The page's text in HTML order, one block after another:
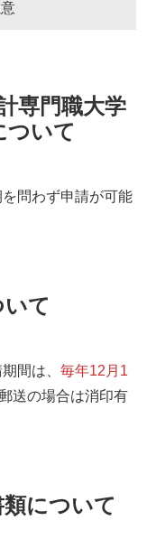
専門職大学
ついて
問わず申請が可能
て
間は、毎年12月1
送の場合は消印有
について